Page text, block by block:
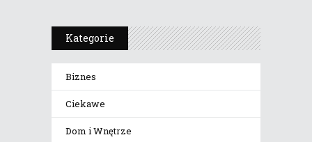
Kategorie
Biznes
Ciekawe
Dom i Wnętrze